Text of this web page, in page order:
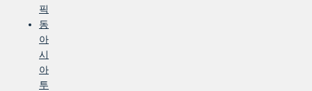
픽
동
아
시
아
투